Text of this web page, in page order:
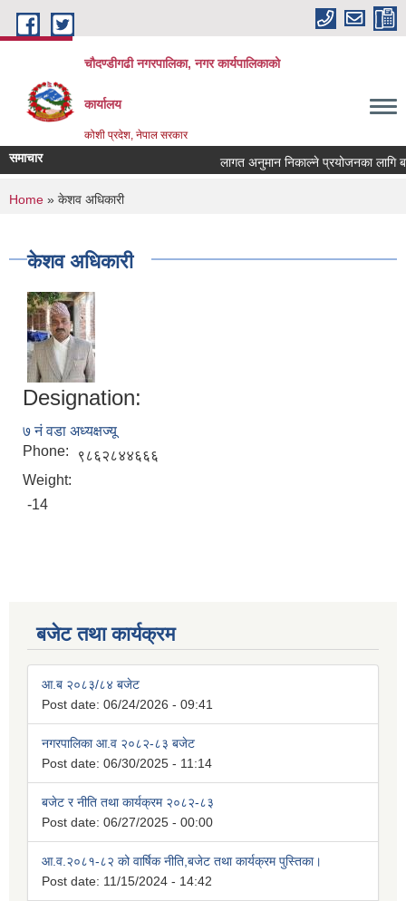
Skip to main content
चौदण्डीगढी नगरपालिका, नगर कार्यपालिकाको
कार्यालय
कोशी प्रदेश, नेपाल सरकार
समाचार लागत अनुमान निकाल्ने प्रयोजनका लागि
You are here
Home » केशव अधिकारी
केशव अधिकारी
Designation:
७ नं वडा अध्यक्षज्यू
Phone:
९८६२८४४६६६
Weight:
-14
बजेट तथा कार्यक्रम
आ.ब २०८३/८४ बजेट
Post date: 06/24/2026 - 09:41
नगरपालिका आ.व २०८२-८३ बजेट
Post date: 06/30/2025 - 11:14
बजेट र नीति तथा कार्यक्रम २०८२-८३
Post date: 06/27/2025 - 00:00
आ.व.२०८१-८२ को वार्षिक नीति,बजेट तथा कार्यक्रम पुस्तिका।
Post date: 11/15/2024 - 14:42